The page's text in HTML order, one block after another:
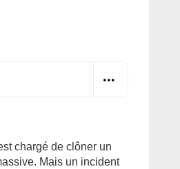
chargé de clôner un
Mais un incident